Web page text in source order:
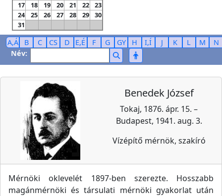
17
18 19 20 21 22
23
24
25 26 27 28 29
30
31
A,Á B C CS D E,É F G GY H I,Í J K L M
N
Név:
Benedek József
Tokaj, 1876. ápr. 15. –
Budapest, 1941. aug. 3.
Vízépítő mérnök, szakíró
Mérnöki oklevelét 1897-ben szerezte. Hosszabb
magánmérnöki és társulati mérnöki gyakorlat után